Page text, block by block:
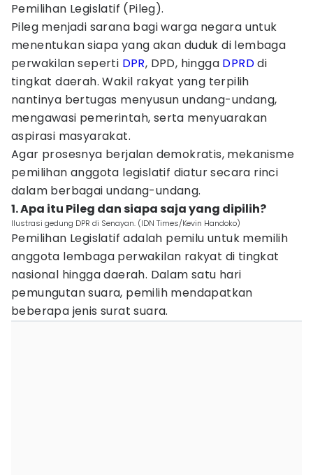
Pemilihan Legislatif (Pileg).
Pileg menjadi sarana bagi warga negara untuk
menentukan siapa yang akan duduk di lembaga
perwakilan seperti DPR, DPD, hingga DPRDdi
tingkat daerah. Wakil rakyat yang terpilih
nantinya bertugas menyusun undang-undang,
mengawasi pemerintah, serta menyuarakan
aspirasi masyarakat.
Agar prosesnya berjalan demokratis, mekanisme
pemilihan anggota legislatif diatur secara rinci
dalam berbagai undang-undang.
1. Apa itu Pileg dan siapa saja yang dipilih?
Ilustrasi gedung DPR di Senayan. (IDN Times/Kevin Handoko)
Pemilihan Legislatif adalah pemilu untuk memilih
anggota lembaga perwakilan rakyat di tingkat
nasional hingga daerah. Dalam satu hari
pemungutan suara, pemilih mendapatkan
beberapa jenis surat suara.